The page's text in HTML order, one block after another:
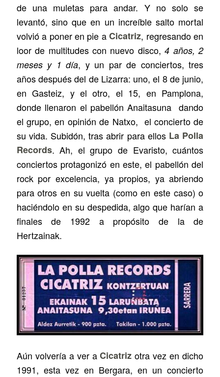
de una muletas para andar. Y no solo se
levantó, sino que en un increíble salto mortal
volvió a poner en pie aCicatriz, regresando en
loor de multitudes con nuevo disco,4 años, 2
meses y 1 día, y un par de conciertos, tres
años después del de Lizarra: uno, el 8 de junio,
en Gasteiz, y el otro, el 15, en Pamplona,
donde llenaron el pabellón Anaitasuna dando
el grupo, en opinión de Natxo, el concierto de
su vida. Subidón, tras abrir para ellos La Polla
Records. Ah, el grupo de Evaristo, cuántos
conciertos protagonizó en este, el pabellón del
rock por excelencia, ya propios, ya abriendo
para otros en su vuelta (como en este caso) o
haciéndolo en su despedida, algo que harían a
finales de 1992 a propósito de la de
Hertzainak.
Aún volvería a ver aCicatriz otra vez en dicho
1991, esta vez en Bergara, en un concierto